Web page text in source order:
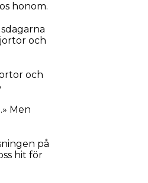
honom.
och
och
Men
på
hit för